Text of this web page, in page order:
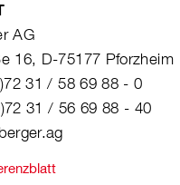
AG
16, D-75177 Pforzheim
31 / 58 69 88 - 0
31 / 56 69 88 - 40